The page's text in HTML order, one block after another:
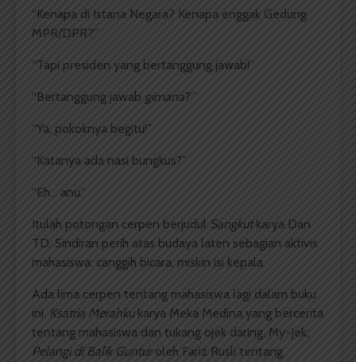
“Kenapa di Istana Negara? Kenapa enggak Gedung
MPR/DPR?”
“Tapi presiden yang bertanggung jawab!”
“Bertanggung jawab gimana?”
“Ya, pokoknya begitu!”
“Katanya ada nasi bungkus?”
“Eh… anu.”
Itulah potongan cerpen berjudul Sangkut karya Dan
TD. Sindiran perih atas budaya laten sebagian aktivis
mahasiswa: canggih bicara, miskin isi kepala.
Ada lima cerpen tentang mahasiswa lagi dalam buku
ini. Ksatria Merahkukarya Meka Medina yang bercerita
tentang mahasiswa dan tukang ojek daring, My-Jek;
Pelangi di Balik Gunturoleh Fariz Rusli tentang